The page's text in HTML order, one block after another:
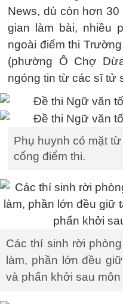
News, dù còn hơn
gian làm bài, nhiều
ngoài điểm thi
(phường Ô Chợ
ngóng tin từ các sĩ tử
Phụ huynh có mặt
cổng điểm thi.
Các thí sinh rời
làm, phần lớn đều
và phấn khởi sau môn